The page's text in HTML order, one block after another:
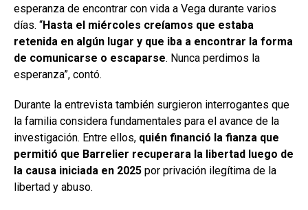
esperanza de encontrar con vida a Vega durante varios
días. “Hasta el miércoles creíamos que estaba
retenida en algún lugar y que iba a encontrar la forma
de comunicarse o escaparse. Nunca perdimos la
esperanza”, contó.
Durante la entrevista también surgieron interrogantes que
la familia considera fundamentales para el avance de la
investigación. Entre ellos, quién financió la fianza que
permitió que Barrelier recuperara la libertad luego de
la causa iniciada en 2025 por privación ilegítima de la
libertad y abuso.